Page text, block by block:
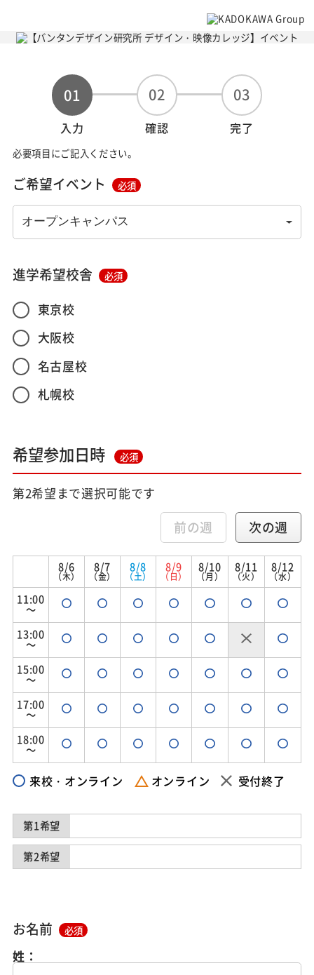
01
入力
02
確認
03
完了
必要項目にご記入ください。
ご希望イベント 必須
進学希望校舎 必須
東京校
大阪校
名古屋校
札幌校
希望参加日時 必須
第2希望まで選択可能です
前の週 次の週
8/6
（木）
8/7
（金）
8/8
（土）
8/9
（日）
8/10
（月）
8/11
（火）
8/12
（水）
11:00
～
13:00
～
15:00
～
17:00
～
18:00
～
来校・オンライン オンライン 受付終了
第1希望
第2希望
お名前 必須
姓：